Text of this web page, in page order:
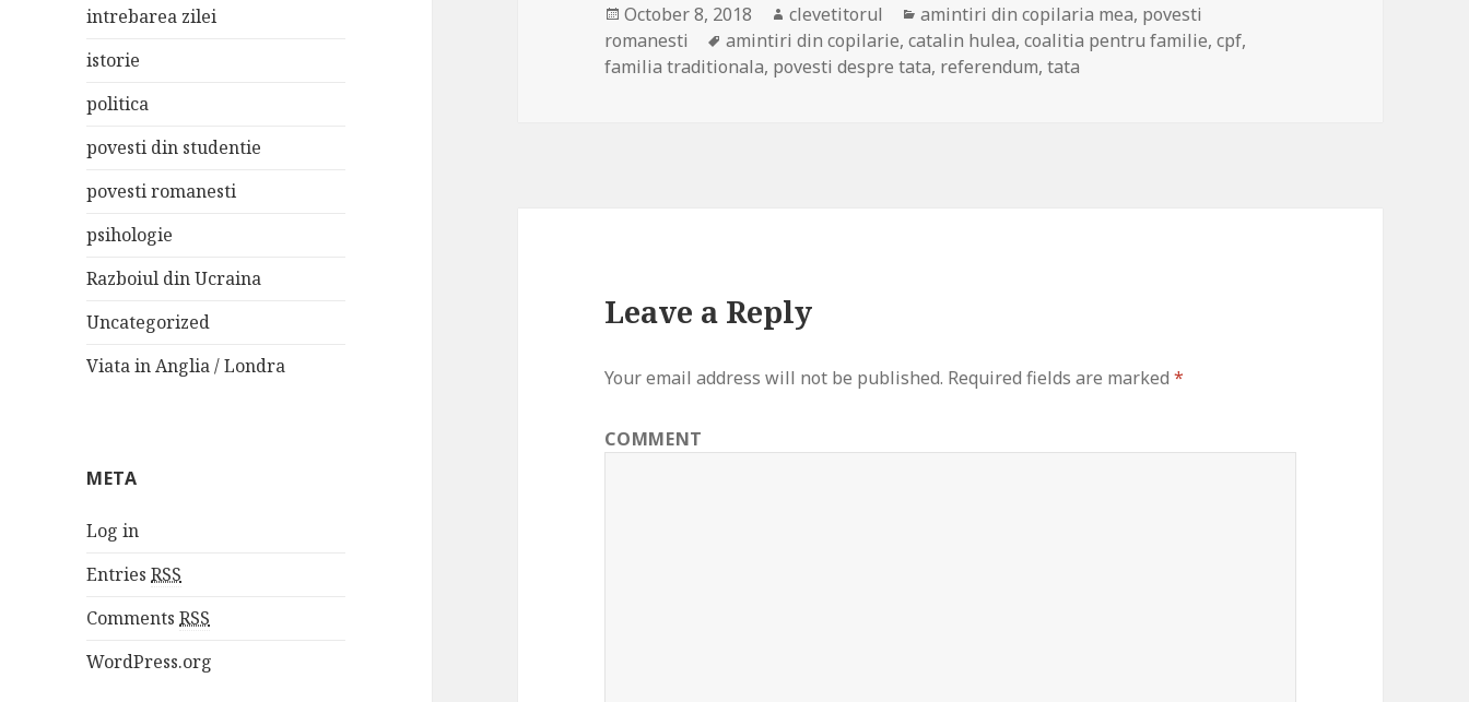
intrebarea zilei
istorie
politica
povesti din studentie
povesti romanesti
psihologie
Razboiul din Ucraina
Uncategorized
Viata in Anglia / Londra
META
Log in
EntriesRSS
CommentsRSS
WordPress.org
Posted
on
October 8, 2018 Author
clevetitorul Categories
amintiri din copilaria mea, povesti
romanesti
Tags
amintiri din copilarie,catalin hulea,coalitia pentru familie,cpf,
familia traditionala, povesti despre tata, referendum,tata
Leave a Reply
Your email address will not be published. Required fields are marked*
COMMENT